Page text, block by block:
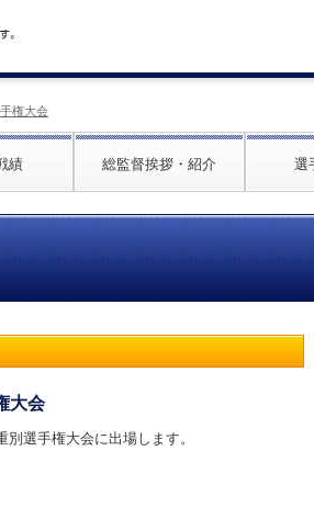
権大会
績 総監督挨拶・紹介 選
大会
選手権大会に出場します。